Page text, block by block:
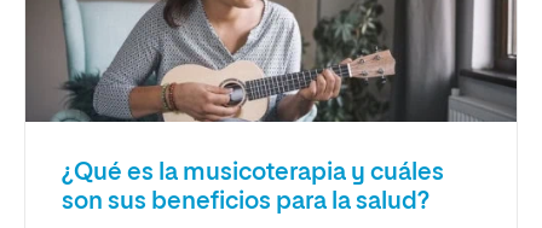
¿Qué es la musicoterapia y cuáles
son sus beneficios para la salud?